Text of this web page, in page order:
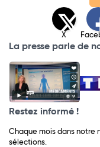
X
La presse parle de
Restez informé !
Chaque mois dans notre
sélections.